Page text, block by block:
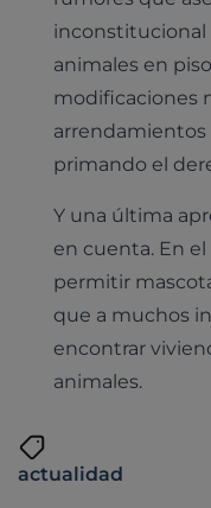
Cirugía
Revisión general y/
Urología y
Cardiología
Medicina felina
Animales Exóticos
Todas las
inconstitucional
animales en
modificaciones
arrendamientos
primando el
Y una última
en cuenta. En
permitir
que a muchos
encontrar
animales.
actualidad